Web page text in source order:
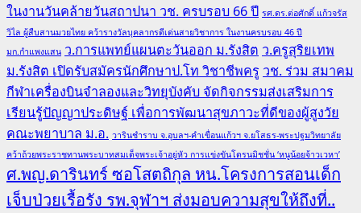
ในงานวันคล้ายวันสถาปนา วช. ครบรอบ 66 ปี รศ.ดร.ต่อศักดิ์ แก้วจรัส
วิไล ผู้สืบสานมวยไทย คว้ารางวัลบุคลากรดีเด่นสายวิชาการ ในงานครบรอบ 46 ปี
มก.กำแพงแสน ว.การแพทย์แผนตะวันออก ม.รังสิต ว.ครูสุริยเทพ
ม.รังสิต เปิดรับสมัครนักศึกษาป.โท วิชาชีพครู วช. ร่วม สมาคม
กีฬาเครื่องบินจำลองและวิทยุบังคับ จัดกิจกรรมส่งเสริมการ
เรียนรู้ปัญญาประดิษฐ์ เพื่อการพัฒนาสุขภาวะที่ดีของผู้สูงวัย
คณะพยาบาล ม.อ. วารินชำราบ จ.อุบลฯ-คำเขื่อนแก้วฯ จ.ยโสธร-พระปฐมวิทยาลัย
คว้าถ้วยพระราชทานพระบาทสมเด็จพระเจ้าอยู่หัว การแข่งขันโดรนมิชชั่น ‘หนูน้อยจ้าวเวหา’
ศ.พญ.ดารินทร์ ซอโสตถิกุล หน.โครงการสอนเด็ก
เจ็บป่วยเรื้อรัง รพ.จุฬาฯ ส่งมอบความสุขให้ถึงที่..